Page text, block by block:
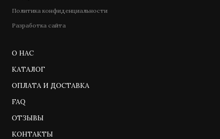
Политика конфиденциальности
Разработка сайта
О НАС
КАТАЛОГ
ОПЛАТА И ДОСТАВКА
FAQ
ОТЗЫВЫ
КОНТАКТЫ